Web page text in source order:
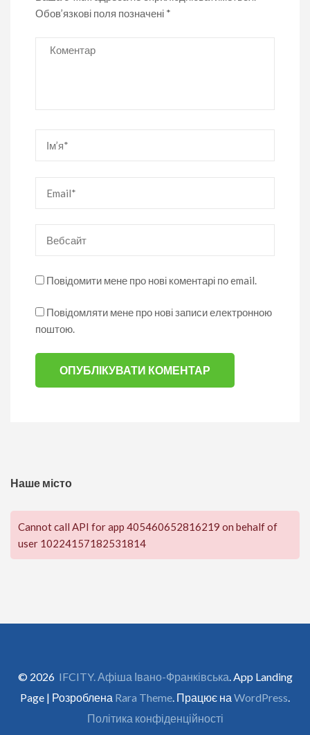
Обов’язкові поля позначені *
Коментар
Повідомити мене про нові коментарі по email.
Повідомляти мене про нові записи електронною
поштою.
Наше місто
Cannot call API for app 405460652816219 on behalf of
user 10224157182531814
© 2026 IFCITY. Афіша Івано-Франківська . App Landing
Page | Розроблена Rara Theme . Працює на WordPress
Політика конфіденційності